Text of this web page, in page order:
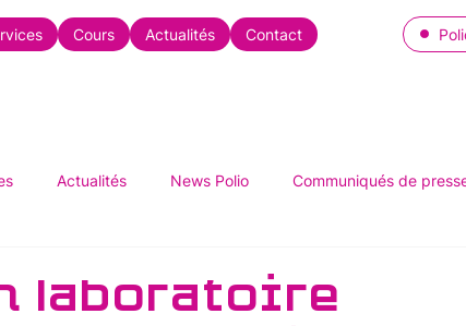
Cours Actualités Contact
Actualités News Polio Communiqués de
laboratoire